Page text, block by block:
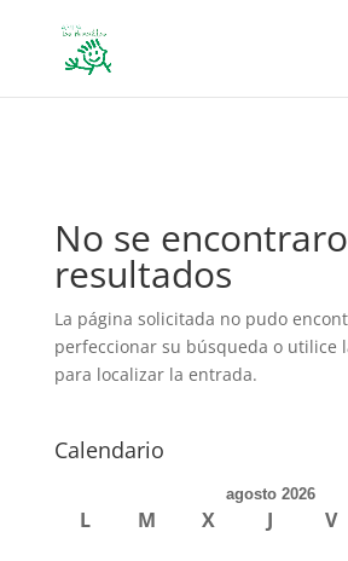
No se
resultados
La página solicitada no pudo
perfeccionar su búsqueda o utilice
para localizar la entrada.
Calendario
agosto 2026
L M X J V